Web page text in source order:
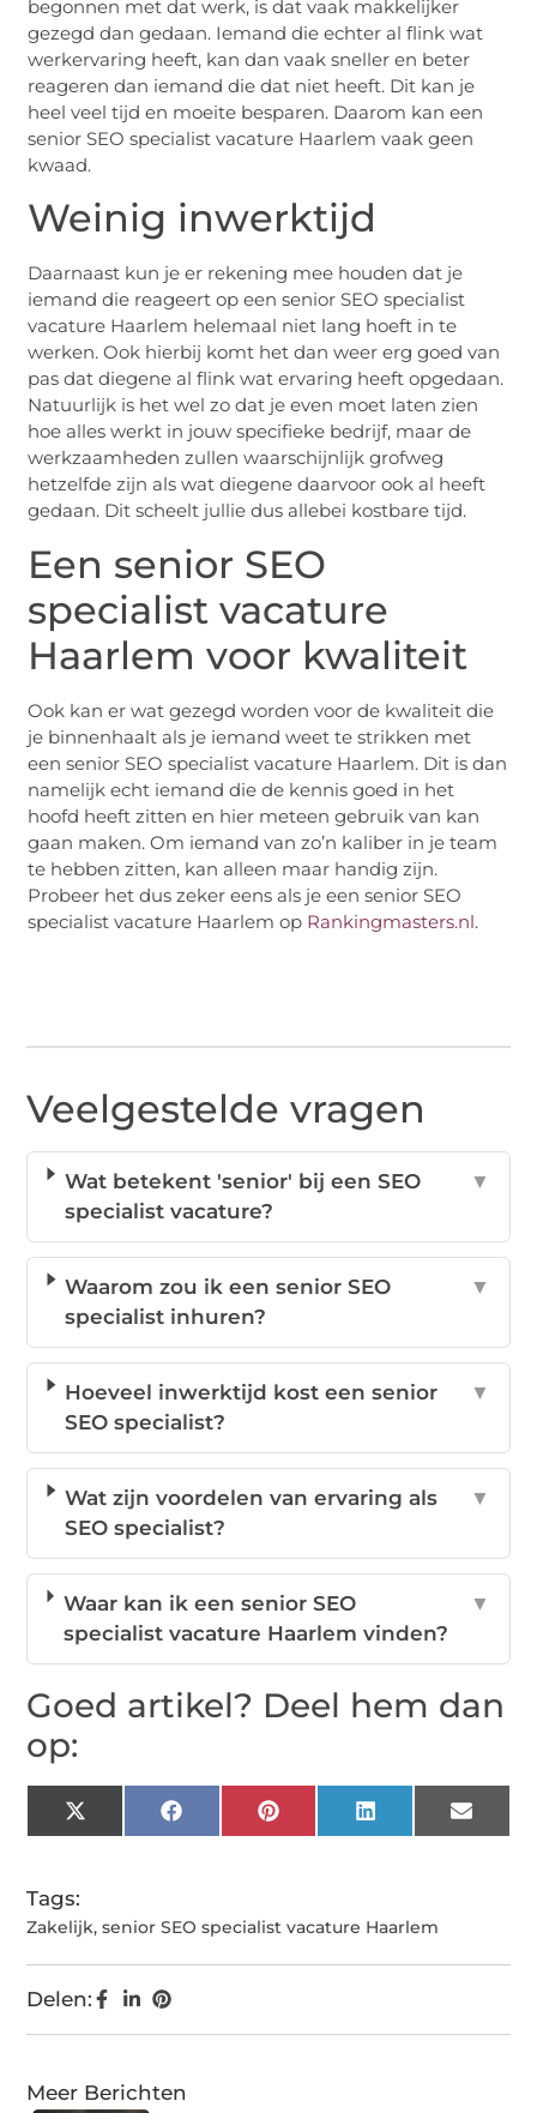
begonnen met dat werk, is dat vaak makkelijker
gezegd dan gedaan. Iemand die echter al flink wat
werkervaring heeft, kan dan vaak sneller en beter
reageren dan iemand die dat niet heeft. Dit kan je
heel veel tijd en moeite besparen. Daarom kan een
senior SEO specialist vacature Haarlem vaak geen
kwaad.
Weinig inwerktijd
Daarnaast kun je er rekening mee houden dat je
iemand die reageert op een senior SEO specialist
vacature Haarlem helemaal niet lang hoeft in te
werken. Ook hierbij komt het dan weer erg goed van
pas dat diegene al flink wat ervaring heeft opgedaan.
Natuurlijk is het wel zo dat je even moet laten zien
hoe alles werkt in jouw specifieke bedrijf, maar de
werkzaamheden zullen waarschijnlijk grofweg
hetzelfde zijn als wat diegene daarvoor ook al heeft
gedaan. Dit scheelt jullie dus allebei kostbare tijd.
Een senior SEO
specialist vacature
Haarlem voor kwaliteit
Ook kan er wat gezegd worden voor de kwaliteit die
je binnenhaalt als je iemand weet te strikken met
een senior SEO specialist vacature Haarlem. Dit is dan
namelijk echt iemand die de kennis goed in het
hoofd heeft zitten en hier meteen gebruik van kan
gaan maken. Om iemand van zo’n kaliber in je team
te hebben zitten, kan alleen maar handig zijn.
Probeer het dus zeker eens als je een senior SEO
specialist vacature Haarlem op Rankingmasters.nl.
Veelgestelde vragen
Wat betekent 'senior' bij een SEO
specialist vacature?
▼
Waarom zou ik een senior SEO
specialist inhuren?
▼
Hoeveel inwerktijd kost een senior
SEO specialist?
▼
Wat zijn voordelen van ervaring als
SEO specialist?
▼
Waar kan ik een senior SEO
specialist vacature Haarlem vinden?
▼
Goed artikel? Deel hem dan
op:
X
(Twitter)
FacebookPinterestLinkedIn Email
Tags:
Zakelijk,senior SEO specialist vacature Haarlem
Delen:
Meer Berichten